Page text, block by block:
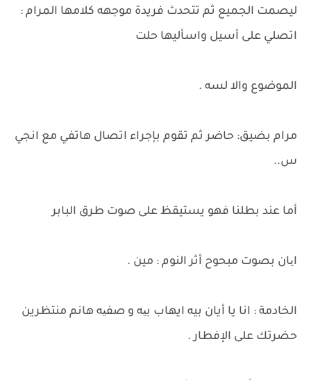
ليصمت الجميع ثم تتحدث فريدة موجهه كلامها المرام :
اتصلي على أسيل واسأليها حلت
الموضوع والا لسه .
مرام بضيق: حاضر ثم تقوم بإجراء اتصال هاتفي مع انجي
س..
أما عند بطلنا فهو يستيقظ على صوت طرق البابر
ایان بصوت مبحوح أثر النوم : مين .
الخادمة : انا يا أيان بيه ايهاب بیه و صفیه هانم منتظرين
حضرتك على الإفطار .